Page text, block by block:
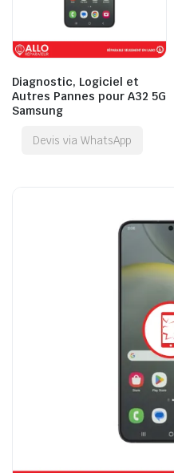
Diagnostic, Logiciel et
Autres Pannes pour A32 5G
Samsung
Devis via WhatsApp